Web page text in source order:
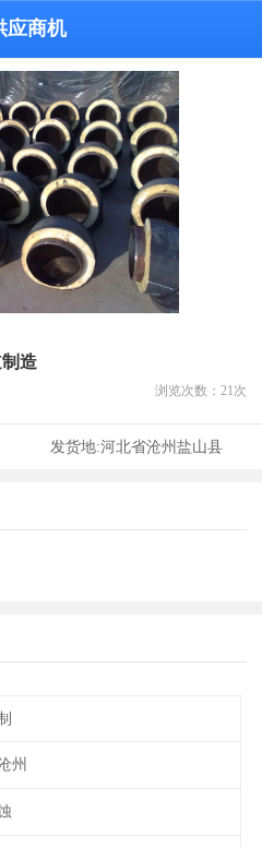
应商机
造
浏览次数： 21 次
发货地:河北省沧州盐山县
州